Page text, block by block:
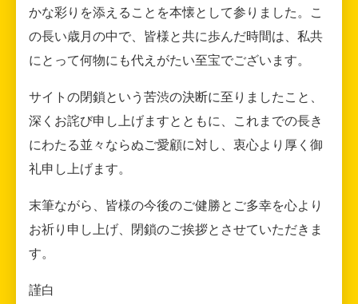
かな彩りを添えることを本懐として参りました。こ
の長い歳月の中で、皆様と共に歩んだ時間は、私共
にとって何物にも代えがたい至宝でございます。
サイトの閉鎖という苦渋の決断に至りましたこと、
深くお詫び申し上げますとともに、これまでの長き
にわたる並々ならぬご愛顧に対し、衷心より厚く御
礼申し上げます。
末筆ながら、皆様の今後のご健勝とご多幸を心より
お祈り申し上げ、閉鎖のご挨拶とさせていただきま
す。
謹白